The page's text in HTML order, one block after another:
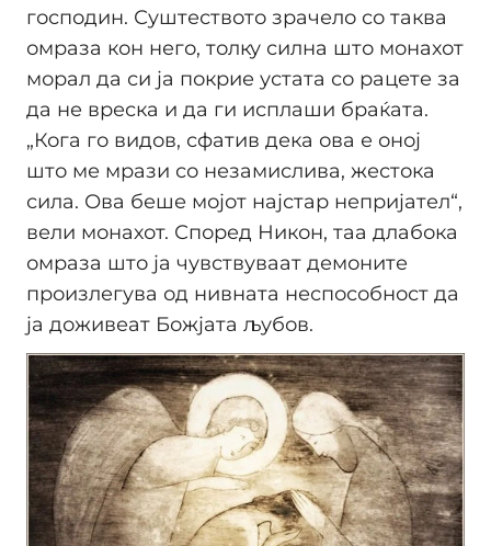
господин. Суштеството зрачело со таква
омраза кон него, толку силна што монахот
морал да си ја покрие устата со рацете за
да не вреска и да ги исплаши браќата.
„Кога го видов, сфатив дека ова е оној
што ме мрази со незамислива, жестока
сила. Ова беше мојот најстар непријател“,
вели монахот. Според Никон, таа длабока
омраза што ја чувствуваат демоните
произлегува од нивната неспособност да
ја доживеат Божјата љубов.